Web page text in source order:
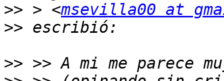
>> > <msevilla00 at
>>
>>